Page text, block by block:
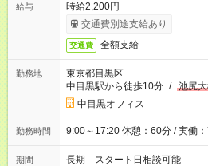
給与
時給2,200円
交通費別途支給あり
交通費 全額支給
勤務地
東京都目黒区
中目黒駅から徒歩10分 / 池尻
中目黒オフィス
勤務時間 9:00～17:20 休憩：60分 / 実働
期間 長期 スタート日相談可能